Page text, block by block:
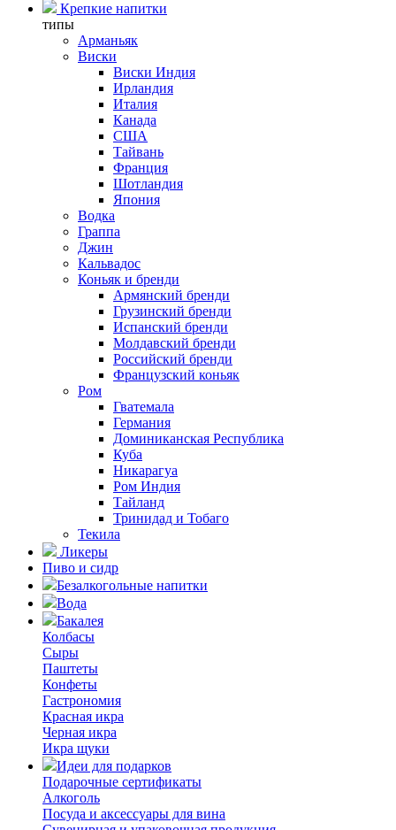
Крепкие напитки
типы
Арманьяк
Виски
Виски Индия
Ирландия
Италия
Канада
США
Тайвань
Франция
Шотландия
Япония
Водка
Граппа
Джин
Кальвадос
Коньяк и бренди
Армянский бренди
Грузинский бренди
Испанский бренди
Молдавский бренди
Российский бренди
Французский коньяк
Ром
Гватемала
Германия
Доминиканская Республика
Куба
Никарагуа
Ром Индия
Тайланд
Тринидад и Тобаго
Текила
Ликеры
Пиво и сидр
Безалкогольные напитки
Вода
Бакалея
Колбасы
Сыры
Паштеты
Конфеты
Гастрономия
Красная икра
Черная икра
Икра щуки
Идеи для подарков
Подарочные сертификаты
Алкоголь
Посуда и аксессуары для вина